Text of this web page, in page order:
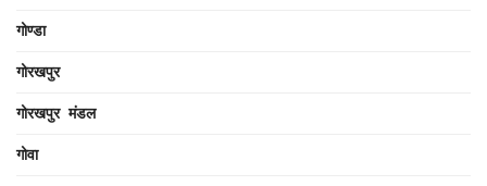
गोण्डा
गोरखपुर
गोरखपुर मंडल
गोवा